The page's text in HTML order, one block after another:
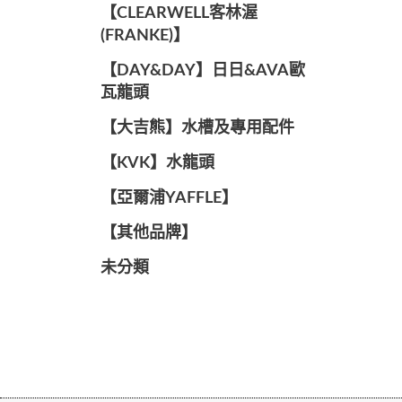
️【CLEARWELL客林渥
(FRANKE)】️
️【DAY&DAY】️日日&AVA歐
瓦龍頭
【大吉熊】水槽及專用配件
️【KVK】水龍頭️
【亞爾浦YAFFLE】
️【其他品牌】️
未分類